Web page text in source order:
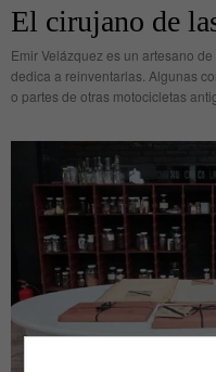
El cirujano de
Emir Velázquez es un artesano
dedica a reinventarlas. Algunas
o partes de otras motocicletas